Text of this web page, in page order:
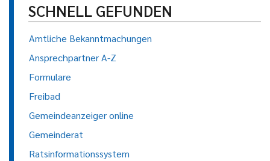
SCHNELL GEFUNDEN
Amtliche Bekanntmachungen
Ansprechpartner A-Z
Formulare
Freibad
Gemeindeanzeiger online
Gemeinderat
Ratsinformationssystem